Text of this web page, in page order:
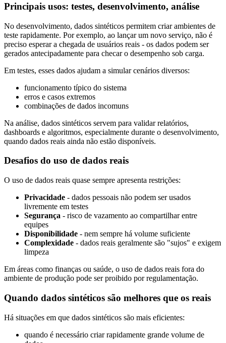
Principais usos: testes, desenvolvimento, análise
No desenvolvimento, dados sintéticos permitem criar ambientes de
teste rapidamente. Por exemplo, ao lançar um novo serviço, não é
preciso esperar a chegada de usuários reais - os dados podem ser
gerados antecipadamente para checar o desempenho sob carga.
Em testes, esses dados ajudam a simular cenários diversos:
funcionamento típico do sistema
erros e casos extremos
combinações de dados incomuns
Na análise, dados sintéticos servem para validar relatórios,
dashboards e algoritmos, especialmente durante o desenvolvimento,
quando dados reais ainda não estão disponíveis.
Desafios do uso de dados reais
O uso de dados reais quase sempre apresenta restrições:
Privacidade - dados pessoais não podem ser usados
livremente em testes
Segurança - risco de vazamento ao compartilhar entre
equipes
Disponibilidade - nem sempre há volume suficiente
Complexidade - dados reais geralmente são "sujos" e exigem
limpeza
Em áreas como finanças ou saúde, o uso de dados reais fora do
ambiente de produção pode ser proibido por regulamentação.
Quando dados sintéticos são melhores que os reais
Há situações em que dados sintéticos são mais eficientes:
quando é necessário criar rapidamente grande volume de